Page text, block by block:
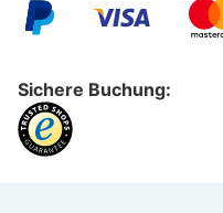
Sichere Buchung: